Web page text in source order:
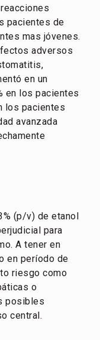
pacientes de
mas jóvenes.
adversos
en un
en los pacientes
los pacientes
avanzada
(p/v) de etanol
para
A tener en
en período de
riesgo como
o
posibles
central.